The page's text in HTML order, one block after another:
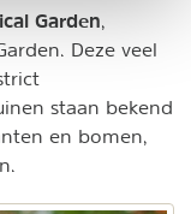
Garden
Deze veel
staan bekend
en bomen,